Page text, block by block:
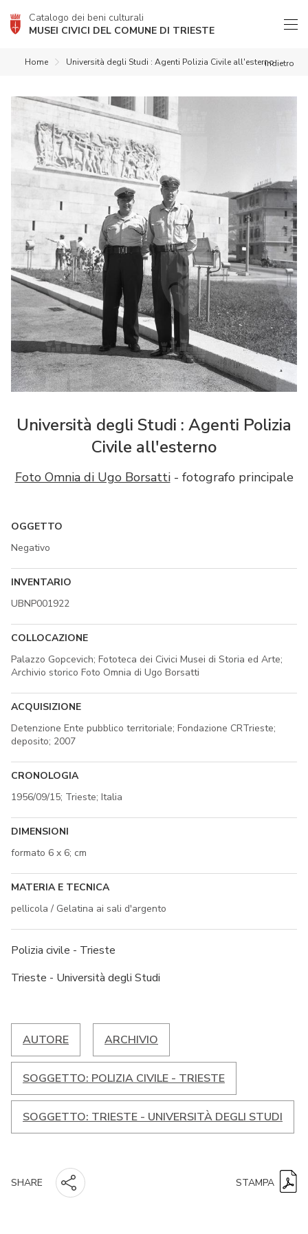
Catalogo dei beni culturali
MUSEI CIVICI DEL COMUNE DI TRIESTE
indietro
Home Università degli Studi : Agenti Polizia Civile all'esterno
Università degli Studi : Agenti Polizia
Civile all'esterno
Foto Omnia di Ugo Borsatti- fotografo principale
OGGETTO
Negativo
INVENTARIO
UBNP001922
COLLOCAZIONE
Palazzo Gopcevich; Fototeca dei Civici Musei di Storia ed Arte;
Archivio storico Foto Omnia di Ugo Borsatti
ACQUISIZIONE
Detenzione Ente pubblico territoriale; Fondazione CRTrieste;
deposito; 2007
CRONOLOGIA
1956/09/15; Trieste; Italia
DIMENSIONI
formato 6 x 6; cm
MATERIA E TECNICA
pellicola / Gelatina ai sali d'argento
Polizia civile - Trieste
Trieste - Università degli Studi
AUTORE ARCHIVIO
SOGGETTO: POLIZIA CIVILE - TRIESTE
SOGGETTO: TRIESTE - UNIVERSITÀ DEGLI STUDI
SHARE STAMPA